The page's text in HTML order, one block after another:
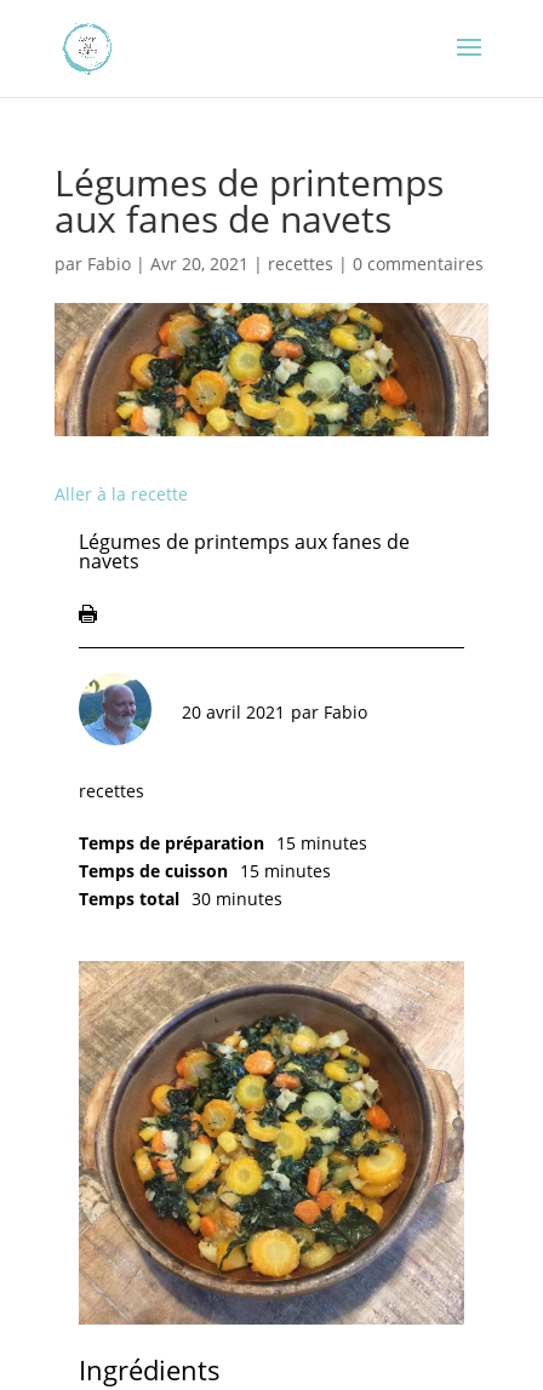
Légumes de printemps
aux fanes de navets
par Fabio| Avr 20, 2021 | recettes | 0 commentaires
Aller à la recette
Légumes de printemps aux fanes de
navets
20 avril 2021 par Fabio
recettes
Temps de préparation 15 minutes
Temps de cuisson 15 minutes
Temps total 30 minutes
Ingrédients